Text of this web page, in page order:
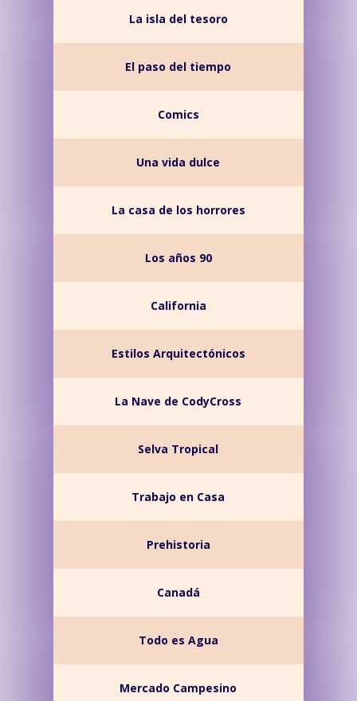
La isla del tesoro
El paso del tiempo
Comics
Una vida dulce
La casa de los horrores
Los años 90
California
Estilos Arquitectónicos
La Nave de CodyCross
Selva Tropical
Trabajo en Casa
Prehistoria
Canadá
Todo es Agua
Mercado Campesino